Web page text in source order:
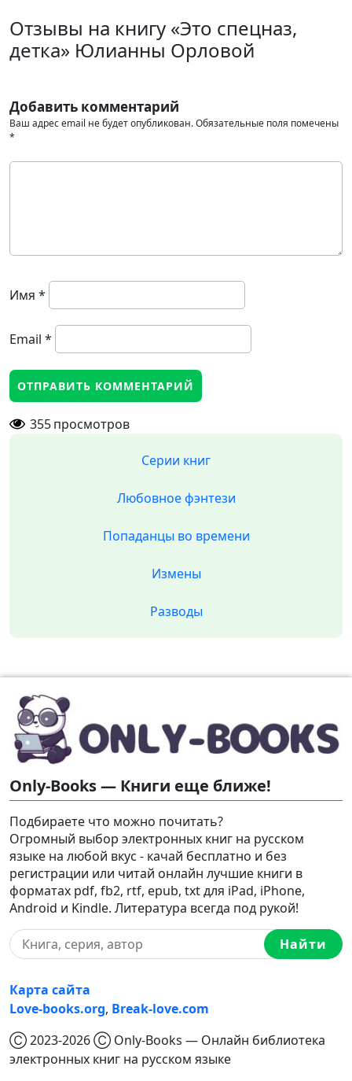
Отзывы на книгу «Это спецназ,
детка» Юлианны Орловой
Добавить комментарий
Ваш адрес email не будет опубликован.Обязательные поля помечены
*
Имя *
Email *
355просмотров
Серии книг
Любовное фэнтези
Попаданцы во времени
Измены
Разводы
Only-Books — Книги еще ближе!
Подбираете что можно почитать?
Огромный выбор электронных книг на русском
языке на любой вкус - качай бесплатно и без
регистрации или читай онлайн лучшие книги в
форматах pdf, fb2, rtf, epub, txt для iPad, iPhone,
Android и Kindle. Литература всегда под рукой!
Найти
Карта сайта
Love-books.org, Break-love.com
Ⓒ 2023-2026 Ⓒ Only-Books — Онлайн библиотека
электронных книг на русском языке